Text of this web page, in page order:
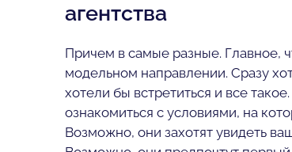
агентства
Причем в самые разные. Главное,
модельном направлении. Сразу
хотели бы встретиться и все
ознакомиться с условиями, на
Возможно, они захотят увидеть